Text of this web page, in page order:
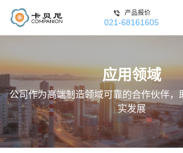
产品报价
021-68161605
应用领域
公司作为高端制造领域可靠的合作伙伴，
实发展